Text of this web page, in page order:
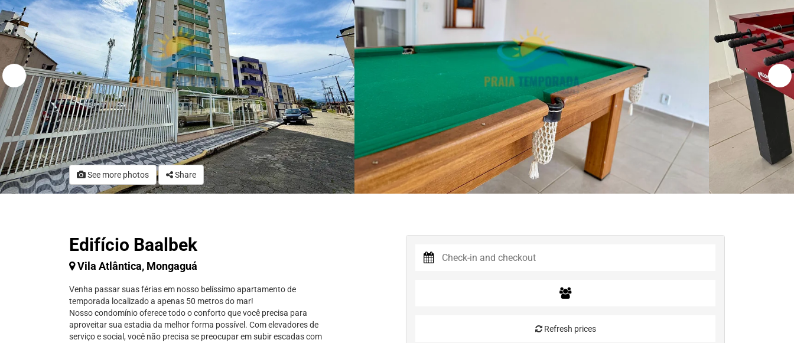
See more photos Share
Edifício Baalbek
Vila Atlântica, Mongaguá
Venha passar suas férias em nosso belíssimo apartamento de
temporada localizado a apenas 50 metros do mar!
Nosso condomínio oferece todo o conforto que você precisa para
aproveitar sua estadia da melhor forma possível. Com elevadores de
serviço e social, você não precisa se preocupar em subir escadas com
Refresh prices